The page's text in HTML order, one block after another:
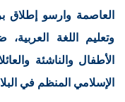
العاصمة وارسو إطلاق
وتعليم اللغة
الأطفال والناشئة
الإسلامي المنظم في